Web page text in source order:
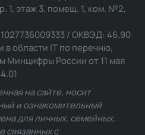
1, этаж 3, помещ. 1, ком. №2,
/ ОКВЭД: 46.90
в области IT по перечню,
Минцифры России от 11 мая
на сайте, носит
и ознакомительный
для личных, семейных,
связанных с